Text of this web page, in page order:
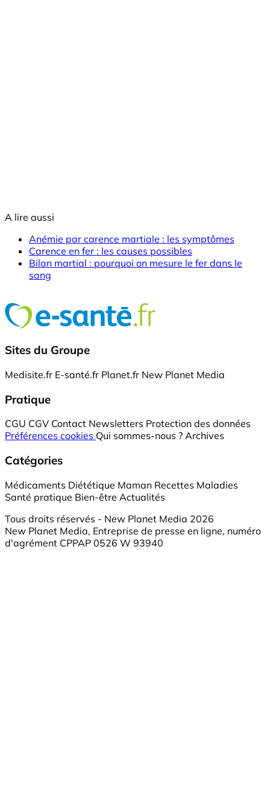
A lire aussi
Anémie par carence martiale : les symptômes
Carence en fer : les causes possibles
Bilan martial : pourquoi on mesure le fer dans le
sang
Sites du Groupe
Medisite.fr E-santé.fr Planet.fr New Planet Media
Pratique
CGU CGV Contact Newsletters Protection des données
Préférences cookies Qui sommes-nous ? Archives
Catégories
Médicaments Diététique Maman Recettes Maladies
Santé pratique Bien-être Actualités
Tous droits réservés - New Planet Media 2026
New Planet Media, Entreprise de presse en ligne, numéro
d'agrément CPPAP 0526 W 93940